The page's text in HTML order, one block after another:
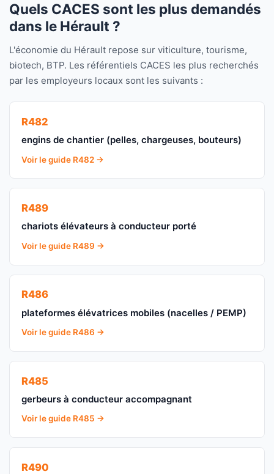
Quels CACES sont les plus demandés
dans le Hérault ?
L'économie du Hérault repose sur viticulture, tourisme,
biotech, BTP. Les référentiels CACES les plus recherchés
par les employeurs locaux sont les suivants :
R482
engins de chantier (pelles, chargeuses, bouteurs)
Voir le guide R482 →
R489
chariots élévateurs à conducteur porté
Voir le guide R489 →
R486
plateformes élévatrices mobiles (nacelles / PEMP)
Voir le guide R486 →
R485
gerbeurs à conducteur accompagnant
Voir le guide R485 →
R490